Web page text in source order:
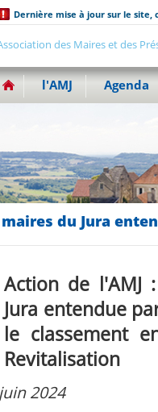
Dernière mise à jour sur le site,
des Maires et des
l'AMJ Agenda
maires du Jura
Action de l'AMJ
Jura entendue
le classement
Revitalisation
2024